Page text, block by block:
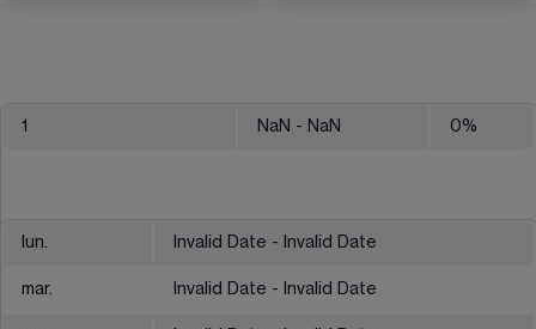
1 NaN - NaN 0%
lun. Invalid Date - Invalid Date
mar. Invalid Date - Invalid Date